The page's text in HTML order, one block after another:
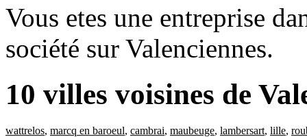
Vous etes une entreprise
société sur Valenciennes.
10 villes voisines de
wattrelos, marcq en baroeul, cambrai, maubeuge, lambersart, lille,